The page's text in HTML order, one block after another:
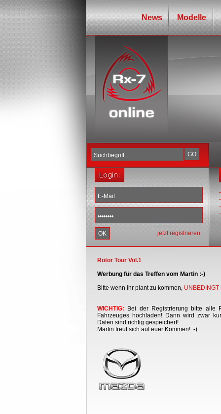
News Modelle
jetzt registrieren
Rotor Tour Vol.1
Werbung für das Treffen vom Martin :-)
Bitte wenn ihr plant zu kommen,
WICHTIG: Bei der Registrierung bitte alle
Fahrzeuges hochladen! Dann wird zwar
Daten sind richtig gespeichert!
Martin freut sich auf euer Kommen! :-)